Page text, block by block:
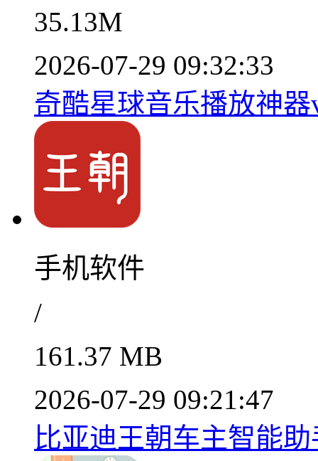
35.13M
2026-07-29 09:32:33
奇酷星球音乐播放神器
手机软件
/
161.37 MB
2026-07-29 09:21:47
比亚迪王朝车主智能